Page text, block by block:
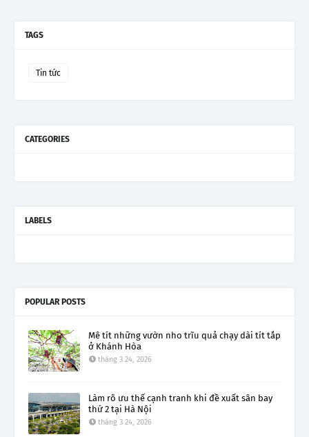
TAGS
Tin tức
CATEGORIES
LABELS
POPULAR POSTS
Mê tít những vườn nho trĩu quả chạy dài tít tắp
ở Khánh Hòa
tháng 3 24, 2026
Làm rõ ưu thế cạnh tranh khi đề xuất sân bay
thứ 2 tại Hà Nội
tháng 3 24, 2026